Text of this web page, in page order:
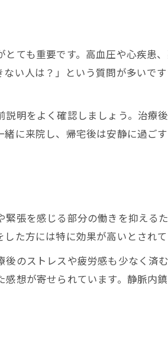
鎮静中の記憶や痛みの感じ方につ
鎮静法の安全性を高める医療体制
鎮静で安心して治療を受けるため
ても重要です。高血圧や心疾患
い人は？」という質問が多いで
明をよく確認しましょう。治療
に来院し、帰宅後は安静に過ご
張を感じる部分の働きを抑える
た方には特に効果が高いとされて
のストレスや疲労感も少なく済
想が寄せられています。静脈内